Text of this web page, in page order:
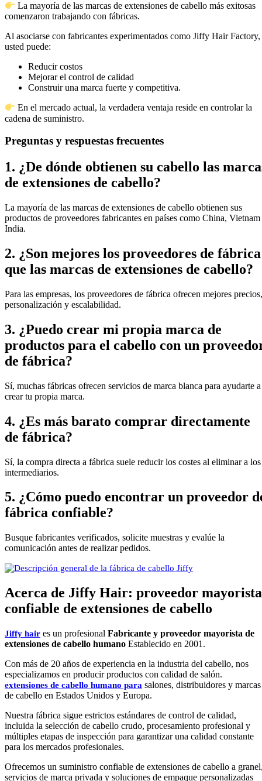
La mayoría de las marcas de extensiones de cabello más exitosas
comenzaron trabajando con fábricas.
Al asociarse con fabricantes experimentados como Jiffy Hair Factory,
usted puede:
Reducir costos
Mejorar el control de calidad
Construir una marca fuerte y competitiva.
En el mercado actual, la verdadera ventaja reside en controlar la
cadena de suministro.
Preguntas y respuestas frecuentes
1. ¿De dónde obtienen su cabello las
de extensiones de cabello?
La mayoría de las marcas de extensiones de cabello obtienen sus
productos de proveedores fabricantes en países como China, Vietnam
India.
2. ¿Son mejores los proveedores de fábrica
que las marcas de extensiones de cabello?
Para las empresas, los proveedores de fábrica ofrecen mejores precios,
personalización y escalabilidad.
3. ¿Puedo crear mi propia marca de
productos para el cabello con un
de fábrica?
Sí, muchas fábricas ofrecen servicios de marca blanca para ayudarte a
crear tu propia marca.
4. ¿Es más barato comprar directamente
de fábrica?
Sí, la compra directa a fábrica suele reducir los costes al eliminar a los
intermediarios.
5. ¿Cómo puedo encontrar un proveedor
fábrica confiable?
Busque fabricantes verificados, solicite muestras y evalúe la
comunicación antes de realizar pedidos.
Acerca de Jiffy Hair: proveedor mayorista
confiable de extensiones de cabello
Jiffy hair es un profesional Fabricante y proveedor mayorista de
extensiones de cabello humano Establecido en 2001.
Con más de 20 años de experiencia en la industria del cabello, nos
especializamos en producir productos con calidad de salón.
extensiones de cabello humano para salones, distribuidores y marcas
de cabello en Estados Unidos y Europa.
Nuestra fábrica sigue estrictos estándares de control de calidad,
incluida la selección de cabello crudo, procesamiento profesional y
múltiples etapas de inspección para garantizar una calidad constante
para los mercados profesionales.
Ofrecemos un suministro confiable de extensiones de cabello a
servicios de marca privada y soluciones de empaque personalizadas